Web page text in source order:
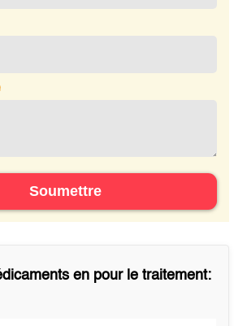
Soumettre
en pour le traitement: